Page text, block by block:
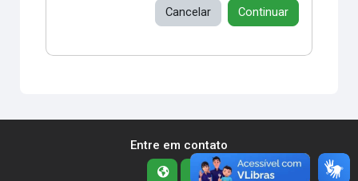
Cancelar Continuar
Entre em contato